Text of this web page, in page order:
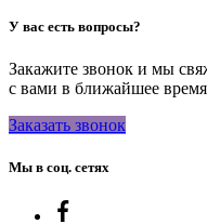
У вас есть вопросы?
Закажите звонок и мы
с вами в ближайшее время
Заказать звонок
Мы в соц. сетях